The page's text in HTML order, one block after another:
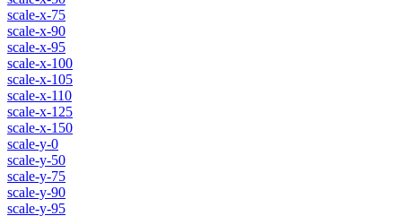
scale-x-75
scale-x-90
scale-x-95
scale-x-100
scale-x-105
scale-x-110
scale-x-125
scale-x-150
scale-y-0
scale-y-50
scale-y-75
scale-y-90
scale-y-95